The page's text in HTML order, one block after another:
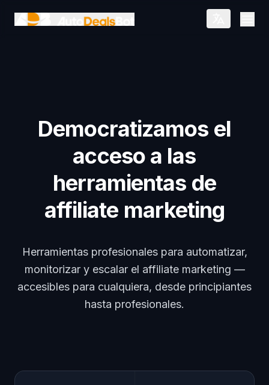
Democratizamos el
acceso a las
herramientas de
affiliate marketing
Herramientas profesionales para automatizar,
monitorizar y escalar el affiliate marketing —
accesibles para cualquiera, desde principiantes
hasta profesionales.